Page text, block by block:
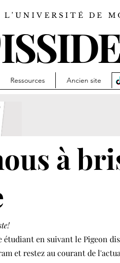
DE
Ressources Ancien site
à
étudiant en suivant le Pigeon
et restez au courant de